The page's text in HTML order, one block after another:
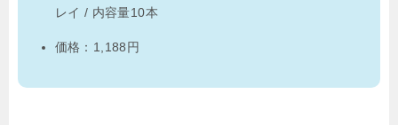
レイ / 内容量10本
価格：1,188円